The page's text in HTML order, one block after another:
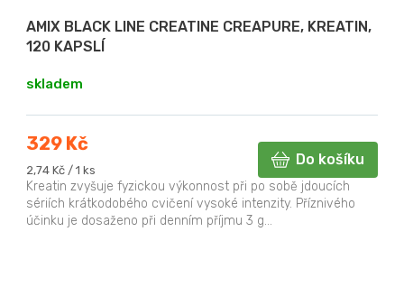
AMIX BLACK LINE CREATINE CREAPURE, KREATIN,
120 KAPSLÍ
skladem
329 Kč
Měrná
cena:
2,74 Kč / 1 ks
Do košíku
Kreatin zvyšuje fyzickou výkonnost při po sobě jdoucích
sériích krátkodobého cvičení vysoké intenzity. Příznivého
účinku je dosaženo při denním příjmu 3 g...